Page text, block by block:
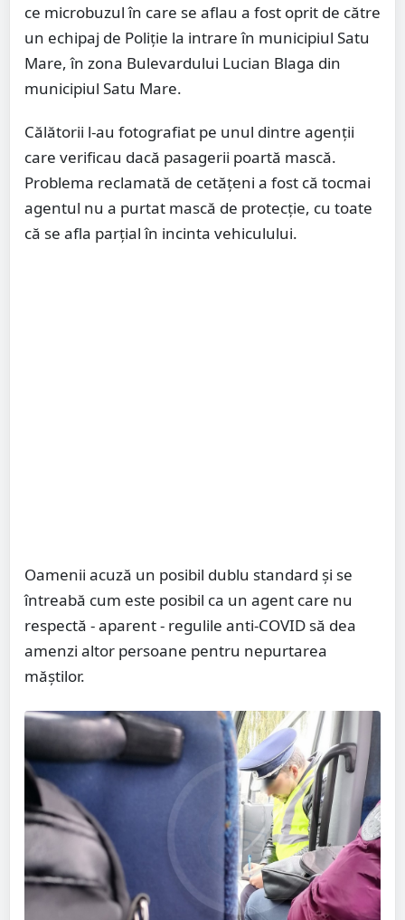
ce microbuzul în care se aflau a fost oprit de către
un echipaj de Poliție la intrare în municipiul Satu
Mare, în zona Bulevardului Lucian Blaga din
municipiul Satu Mare.
Călătorii l-au fotografiat pe unul dintre agenții
care verificau dacă pasagerii poartă mască.
Problema reclamată de cetățeni a fost că tocmai
agentul nu a purtat mască de protecție, cu toate
că se afla parțial în incinta vehiculului.
Oamenii acuză un posibil dublu standard și se
întreabă cum este posibil ca un agent care nu
respectă - aparent - regulile anti-COVID să dea
amenzi altor persoane pentru nepurtarea
măștilor.